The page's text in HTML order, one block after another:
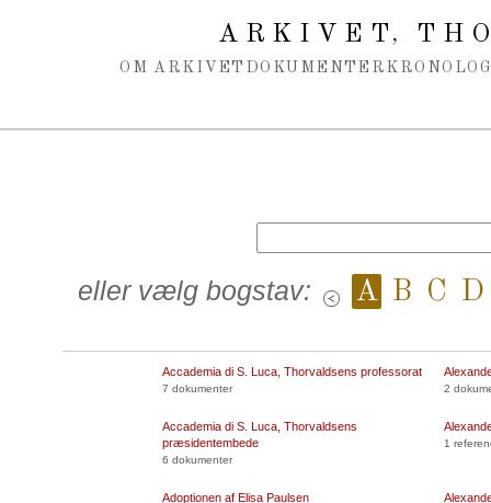
ARKIVET,
OM ARKIVET DOKUMENTER
eller vælg bogstav: A B C D
Accademia di S. Luca, Thorvaldsens professorat
7 dokumenter 2
Accademia di S. Luca, Thorvaldsens
præsidentembede
6 dokumenter
1
Adoptionen af Elisa Paulsen